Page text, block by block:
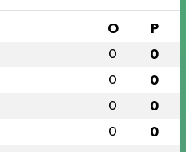
O P
0 0
0 0
0 0
0 0